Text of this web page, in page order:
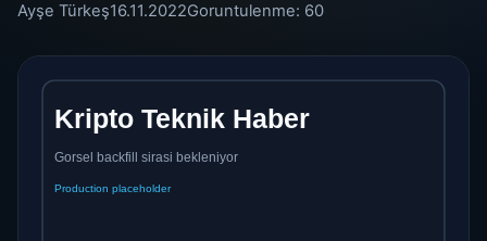
Ayşe Türkeş16.11.2022Goruntulenme: 60